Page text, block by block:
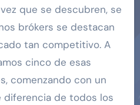
que se descubren, se
brókers se destacan
tan competitivo. A
cinco de esas
comenzando con un
de todos los